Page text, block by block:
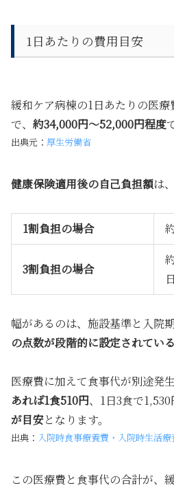
1日あたりの費用目安
緩和ケア病棟の1日あたりの医
で、 約34,000円〜52,000円程度
出典元： 厚生労働省
健康保険適用後の自己負担額は
1割負担の場合
3割負担の場合
日
幅があるのは、施設基準と入院
の点数が段階的に設定されている
医療費に加えて食事代が別途発生
あれば1食510円、1日3食で1,530
が目安となります。
出典： 入院時食事療養費・入院時生活療
この医療費と食事代の合計が、